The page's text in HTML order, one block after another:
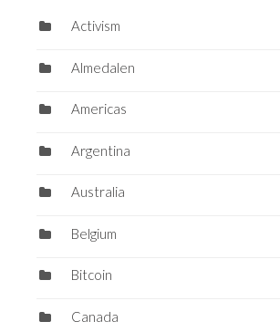
Activism
Almedalen
Americas
Argentina
Australia
Belgium
Bitcoin
Canada